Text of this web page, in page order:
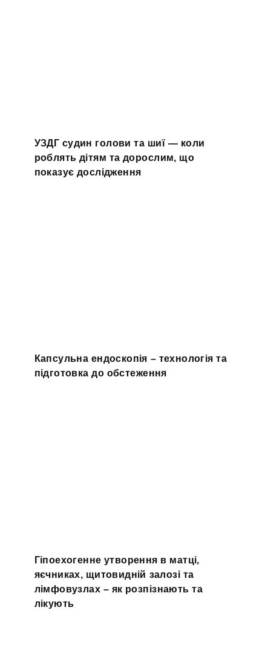
УЗДГ судин голови та шиї — коли
роблять дітям та дорослим, що
показує дослідження
Капсульна ендоскопія – технологія та
підготовка до обстеження
Гіпоехогенне утворення в матці,
яєчниках, щитовидній залозі та
лімфовузлах – як розпізнають та
лікують